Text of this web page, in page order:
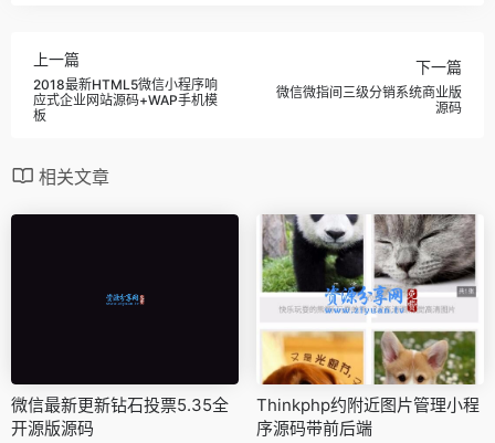
上一篇
2018最新HTML5微信小程序响
应式企业网站源码+WAP手机模
板
下一篇
微信微指间三级分销系统商业版
源码
相关文章
微信最新更新钻石投票5.35全
开源版源码
Thinkphp约附近图片管理小程
序源码带前后端